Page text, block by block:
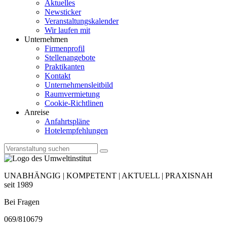
Aktuelles
Newsticker
Veranstaltungskalender
Wir laufen mit
Unternehmen
Firmenprofil
Stellenangebote
Praktikanten
Kontakt
Unternehmensleitbild
Raumvermietung
Cookie-Richtlinen
Anreise
Anfahrtspläne
Hotelempfehlungen
UNABHÄNGIG | KOMPETENT | AKTUELL | PRAXISNAH
seit 1989
Bei Fragen
069/810679